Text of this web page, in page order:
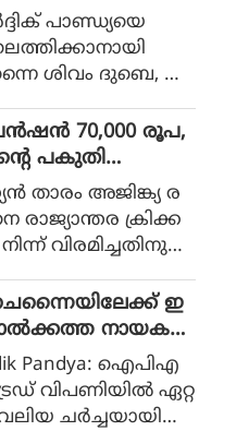
പ്രതികരണ
മുന്‍ ഇന്ത്യന്‍
മുഹമ്മദ് കൈഫ്.
നൽകി അ
പാണ്ഡ്യയെ
ശിവം ദുബെ, ഖ
വിട്ടുനല്‍കുമെന്ന്
ദിവസങ്ങളില്‍
എന്നാല്‍
ദുബെയെ
അതൊരു വ
നഷ്ടമാകുമെന്നാണ്
സൂപ്പര്‍
താരം കൂടിയായ
പറയുന്നത്.
70,000 രൂപ,
പകുതി
ഇതാണ്
താരം അജിങ്ക്യ ര
രാജ്യാന്തര ക്രിക്ക
നിന്ന് വിരമിച്ചതിനു
പെൻഷൻ സമ്പ്ര
സമൂഹമാധ്യമ
ചർച്ച. ര
ബിസിസിഐ
70,000 രൂപയാണ് പ്ര
പെൻഷൻ ആയി
'ചെന്നൈയിലേക്ക് ഇ
നായക
Pandya: ഐപിഎ
വിപണിയിൽ ഏറ്റ
ചർച്ചയായി